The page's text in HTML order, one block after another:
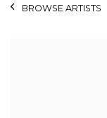
BROWSE ARTISTS